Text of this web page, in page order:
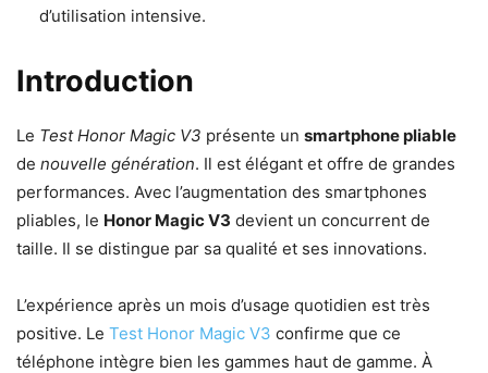
d’utilisation intensive.
Introduction
Le Test Honor Magic V3 présente un smartphone pliable
de nouvelle génération. Il est élégant et offre de grandes
performances. Avec l’augmentation des smartphones
pliables, le Honor Magic V3 devient un concurrent de
taille. Il se distingue par sa qualité et ses innovations.
L’expérience après un mois d’usage quotidien est très
positive. Le Test Honor Magic V3 confirme que ce
téléphone intègre bien les gammes haut de gamme. À